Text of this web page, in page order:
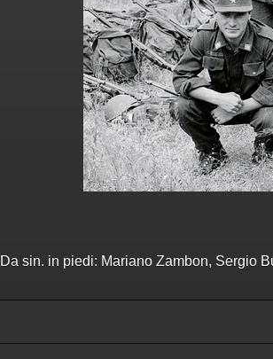
sin. in piedi: Mariano Zambon, Sergio